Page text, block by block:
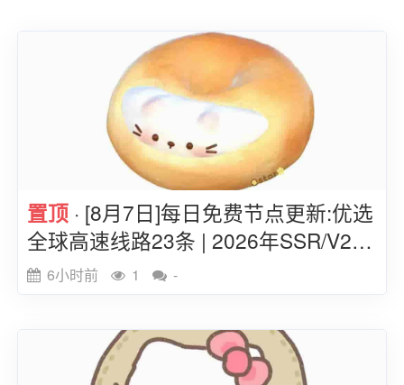
置顶· [8月7日]每日免费节点更新:优选
全球高速线路23条 | 2026年SSR/V2ra
y/Clash订阅链接
6小时前 1 -